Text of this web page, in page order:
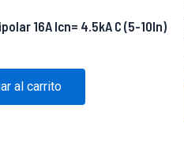
16A Icn= 4.5kA C (5-10In)
al carrito